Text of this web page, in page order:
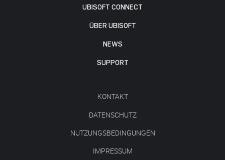
UBISOFT CONNECT
ÜBER UBISOFT
NEWS
SUPPORT
KONTAKT
DATENSCHUTZ
NUTZUNGSBEDINGUNGEN
IMPRESSUM